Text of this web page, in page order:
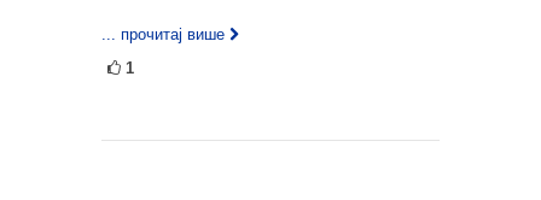
... прочитај више
1